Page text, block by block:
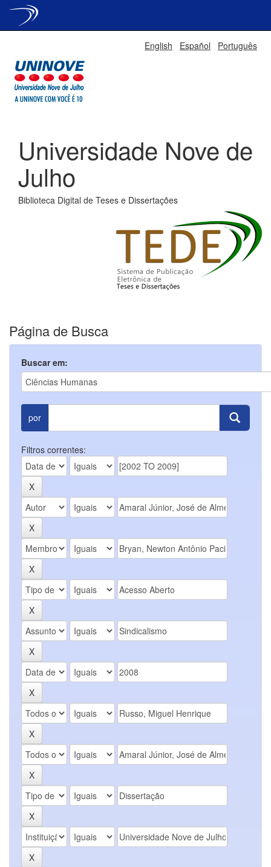
English Español Português
Universidade Nove de
Julho
Biblioteca Digital de Teses e Dissertações
Página de Busca
Buscar em:
por
Filtros correntes: